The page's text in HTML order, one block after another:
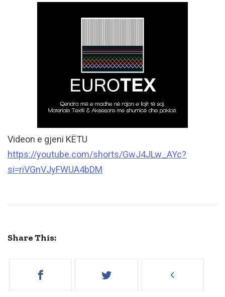
Videon e gjeni KËTU
https://youtube.com/shorts/GwJ4JLw_AYc?
si=riVGnVJyFWUA4bDM
Share This: